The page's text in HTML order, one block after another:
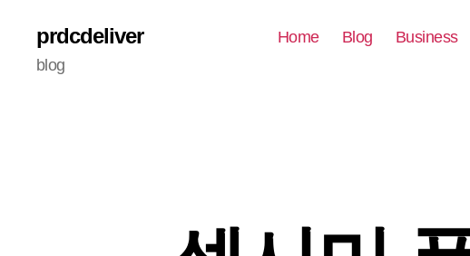
prdcdeliver
blog
Home Blog Business